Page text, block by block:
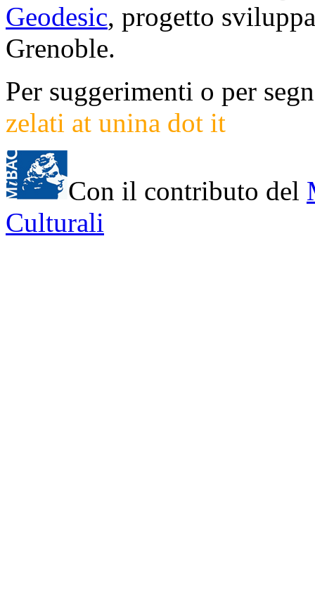
Geodesic, progetto
Grenoble.
Per suggerimenti o per
zelati at unina dot it
Con il contributo del
Culturali